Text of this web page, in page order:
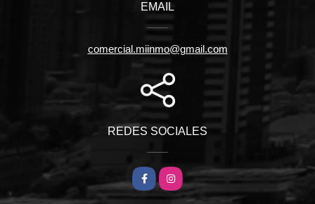
EMAIL
comercial.miinmo@gmail.com
REDES SOCIALES
FacebookInstagram